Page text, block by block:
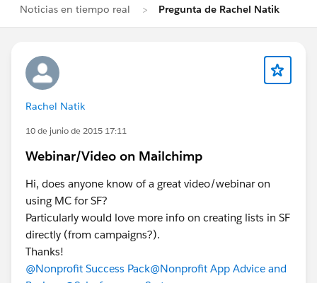
Noticias en tiempo real Pregunta de Rachel Natik
Rachel Natik
10 de junio de 2015 17:11
Webinar/Video on Mailchimp
Hi, does anyone know of a great video/webinar on
using MC for SF?
Particularly would love more info on creating lists in SF
directly (from campaigns?).
Thanks!
@Nonprofit Success Pack@Nonprofit App Advice and